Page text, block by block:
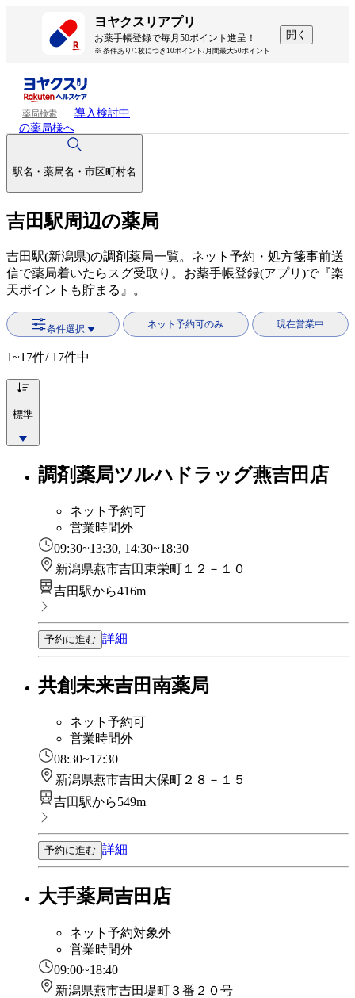
ヨヤクスリアプリ
お薬手帳登録で毎月50ポイント進呈！
※ 条件あり/1枚につき10ポイント/月間最大50ポイント
開く
薬局検索
導入検討中
の薬局様へ
駅名・薬局名・市区町村名
吉田駅周辺の薬局
吉田駅(新潟県)の調剤薬局一覧。ネット予約・処方箋事前送
信で薬局着いたらスグ受取り。お薬手帳登録(アプリ)で『楽
天ポイントも貯まる』。
条件選択 ネット予約可のみ 現在営業中
1~17件/ 17件中
標準
調剤薬局ツルハドラッグ燕吉田店
ネット予約可
営業時間外
09:30~13:30, 14:30~18:30
新潟県燕市吉田東栄町１２－１０
吉田駅から416m
予約に進む 詳細
共創未来吉田南薬局
ネット予約可
営業時間外
08:30~17:30
新潟県燕市吉田大保町２８－１５
吉田駅から549m
予約に進む 詳細
大手薬局吉田店
ネット予約対象外
営業時間外
09:00~18:40
新潟県燕市吉田堤町３番２０号